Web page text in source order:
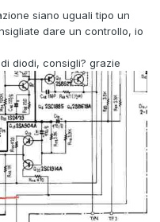
siano uguali tipo un
dare un controllo, io
diodi, consigli? grazie